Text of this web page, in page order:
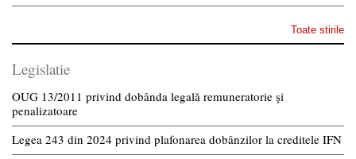
Toate stirile
Legislatie
OUG 13/2011 privind dobânda legală remuneratorie și
penalizatoare
Legea 243 din 2024 privind plafonarea dobânzilor la creditele IFN